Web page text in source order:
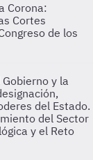
Corona:
Cortes
de los
Gobierno y la
del Estado.
del Sector
y el Reto